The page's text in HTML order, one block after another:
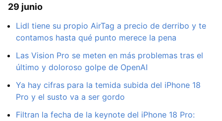
29 junio
Lidl tiene su propio AirTag a precio de derribo y te
contamos hasta qué punto merece la pena
Las Vision Pro se meten en más problemas tras el
último y doloroso golpe de OpenAI
Ya hay cifras para la temida subida del iPhone 18
Pro y el susto va a ser gordo
Filtran la fecha de la keynote del iPhone 18 Pro: